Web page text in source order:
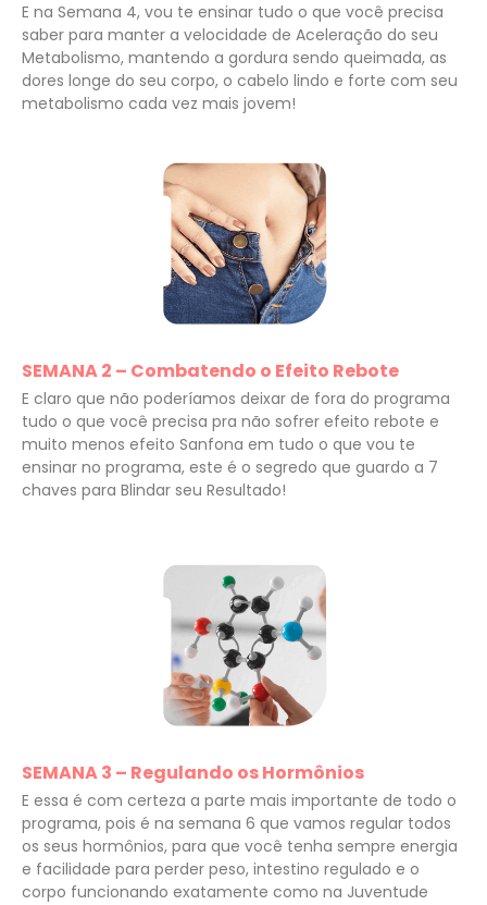
E na Semana 4, vou te ensinar tudo o que você precisa
saber para manter a velocidade de Aceleração do seu
Metabolismo, mantendo a gordura sendo queimada, as
dores longe do seu corpo, o cabelo lindo e forte com seu
metabolismo cada vez mais jovem!
SEMANA 2 – Combatendo o Efeito Rebote
E claro que não poderíamos deixar de fora do programa
tudo o que você precisa pra não sofrer efeito rebote e
muito menos efeito Sanfona em tudo o que vou te
ensinar no programa, este é o segredo que guardo a 7
chaves para Blindar seu Resultado!
SEMANA 3 – Regulando os Hormônios
E essa é com certeza a parte mais importante de todo o
programa, pois é na semana 6 que vamos regular todos
os seus hormônios, para que você tenha sempre energia
e facilidade para perder peso, intestino regulado e o
corpo funcionando exatamente como na Juventude